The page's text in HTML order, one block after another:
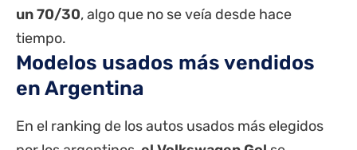
un 70/30, algo que no se veía desde hace
tiempo.
Modelos usados más vendidos
en Argentina
En el ranking de los autos usados más elegidos